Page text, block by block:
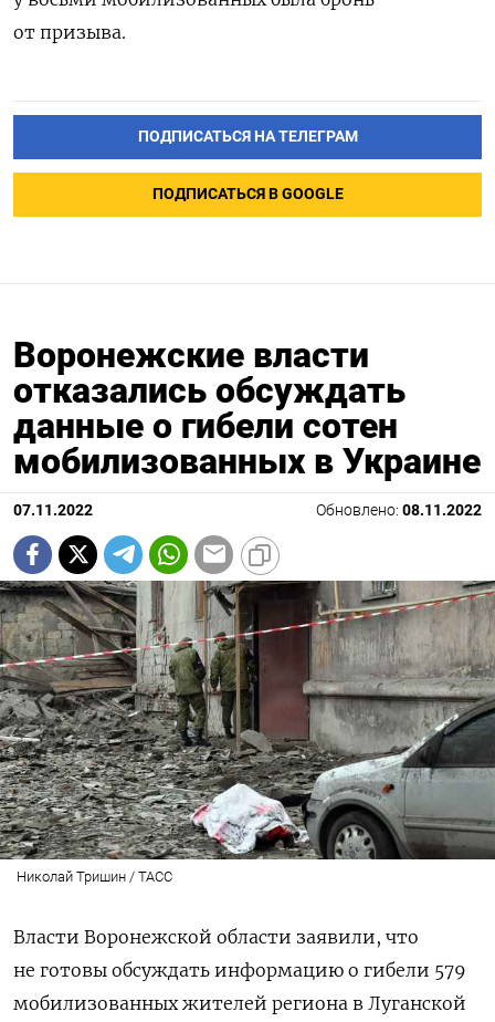
от призыва.
ПОДПИСАТЬСЯ НА ТЕЛЕГРАМ
ПОДПИСАТЬСЯ В GOOGLE
Воронежские власти
отказались обсуждать
данные о гибели сотен
мобилизованных в Украине
07.11.2022 Обновлено: 08.11.2022
Николай Тришин / ТАСС
Власти Воронежской области заявили, что
не готовы обсуждать информацию о гибели 579
мобилизованных жителей региона в Луганской